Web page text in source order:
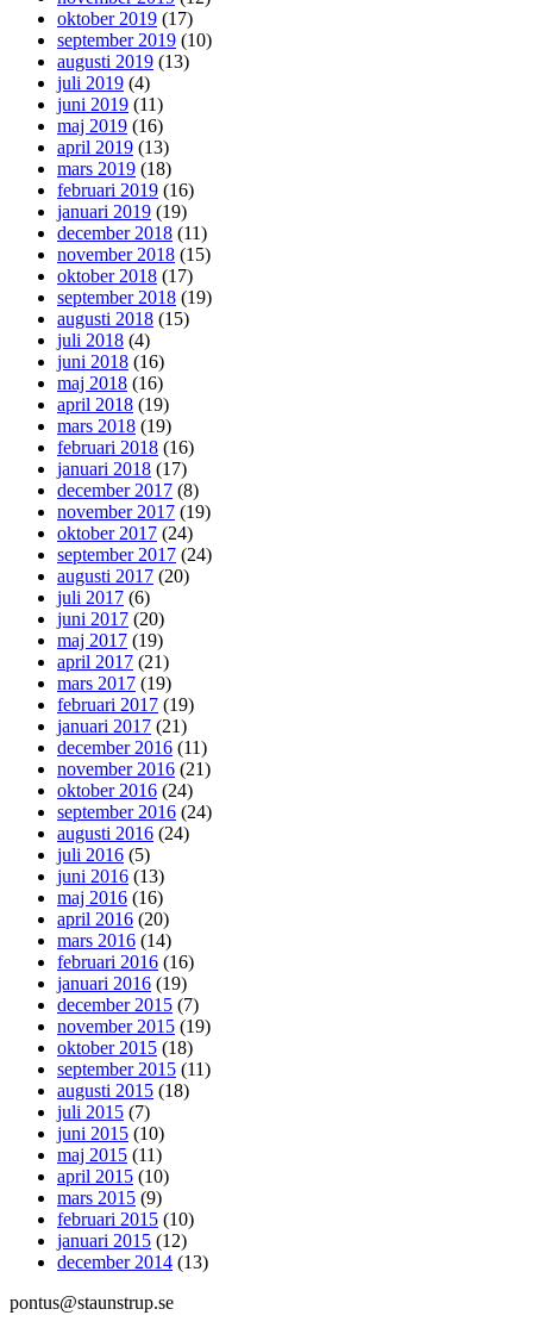
oktober 2019 (17)
september 2019 (10)
augusti 2019 (13)
juli 2019 (4)
juni 2019 (11)
maj 2019 (16)
april 2019 (13)
mars 2019 (18)
februari 2019 (16)
januari 2019 (19)
december 2018 (11)
november 2018 (15)
oktober 2018 (17)
september 2018 (19)
augusti 2018 (15)
juli 2018 (4)
juni 2018 (16)
maj 2018 (16)
april 2018 (19)
mars 2018 (19)
februari 2018 (16)
januari 2018 (17)
december 2017 (8)
november 2017 (19)
oktober 2017 (24)
september 2017 (24)
augusti 2017 (20)
juli 2017 (6)
juni 2017 (20)
maj 2017 (19)
april 2017 (21)
mars 2017 (19)
februari 2017 (19)
januari 2017 (21)
december 2016 (11)
november 2016 (21)
oktober 2016 (24)
september 2016 (24)
augusti 2016 (24)
juli 2016 (5)
juni 2016 (13)
maj 2016 (16)
april 2016 (20)
mars 2016 (14)
februari 2016 (16)
januari 2016 (19)
december 2015 (7)
november 2015 (19)
oktober 2015 (18)
september 2015 (11)
augusti 2015 (18)
juli 2015 (7)
juni 2015 (10)
maj 2015 (11)
april 2015 (10)
mars 2015 (9)
februari 2015 (10)
januari 2015 (12)
december 2014 (13)
pontus@staunstrup.se